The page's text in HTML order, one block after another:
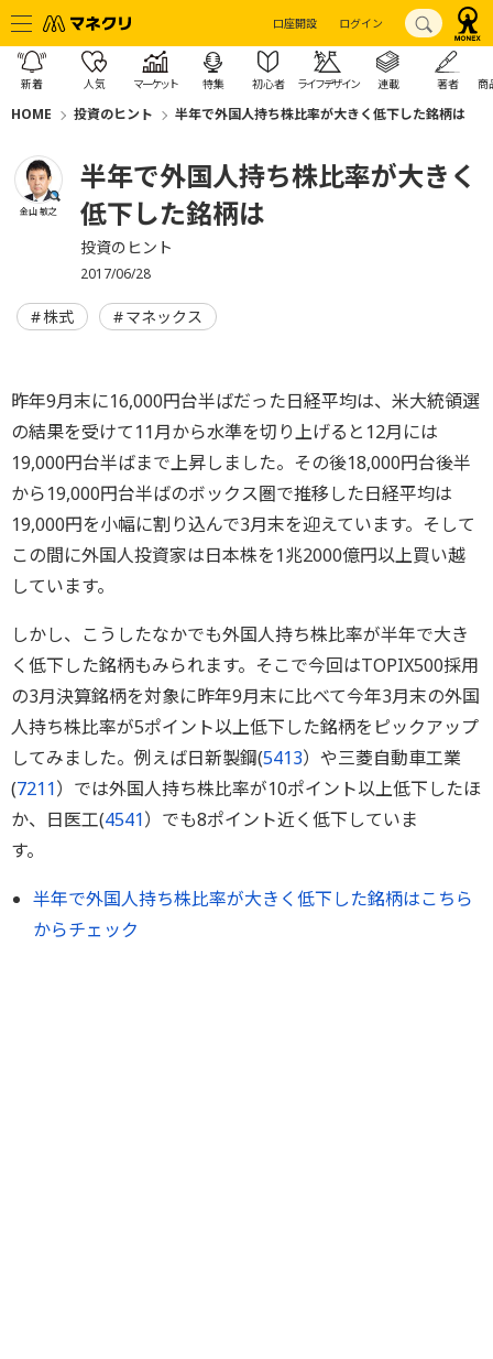
口座開設 ログイン
新着 人気 マーケット 特集 初心者 ライフデザイン 連載 著者 商
HOME 投資のヒント 半年で外国人持ち株比率が大きく低下した銘柄は
金山 敏之
半年で外国人持ち株比率が大きく
低下した銘柄は
投資のヒント
2017/06/28
株式 マネックス
昨年9月末に16,000円台半ばだった日経平均は、米大統領選
の結果を受けて11月から水準を切り上げると12月には
19,000円台半ばまで上昇しました。その後18,000円台後半
から19,000円台半ばのボックス圏で推移した日経平均は
19,000円を小幅に割り込んで3月末を迎えています。そして
この間に外国人投資家は日本株を1兆2000億円以上買い越
しています。
しかし、こうしたなかでも外国人持ち株比率が半年で大き
く低下した銘柄もみられます。そこで今回はTOPIX500採用
の3月決算銘柄を対象に昨年9月末に比べて今年3月末の外国
人持ち株比率が5ポイント以上低下した銘柄をピックアップ
してみました。例えば日新製鋼(5413）や三菱自動車工業
(7211）では外国人持ち株比率が10ポイント以上低下したほ
か、日医工(4541）でも8ポイント近く低下していま
す。
半年で外国人持ち株比率が大きく低下した銘柄はこちら
からチェック